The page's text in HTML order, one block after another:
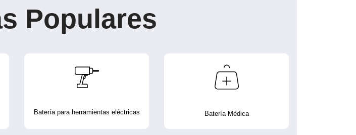
Populares
Batería para herramientas eléctricas Batería Médica